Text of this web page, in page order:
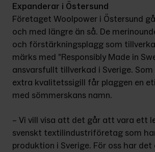
Expanderar i Östersund
Företaget Woolpower i Östersund
och med längre än så. De
och förstärkningsplagg som
märks med ”Responsibly Made in
ansvarsfullt tillverkad i Sverige.
extra kvalitetssigill får plaggen en
med sömmerskans namn.
– Vi vill visa att det går att vara ett
svenskt textilindustriföretag som
produktion i Sverige. För oss har det